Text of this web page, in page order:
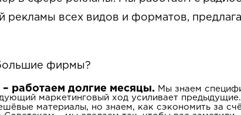
рекламы всех видов и форматов,
фирмы?
работаем долгие месяцы. Мы знаем
маркетинговый ход усиливает
материалы, но знаем, как сэкономить за